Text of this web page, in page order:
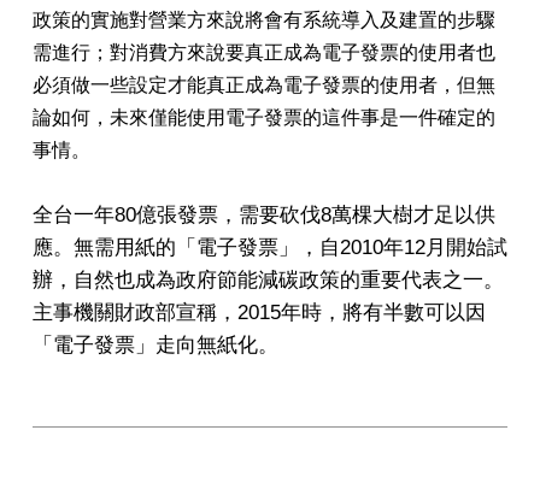
政策的實施對營業方來說將會有系統導入及建置的步驟
需進行；對消費方來說要真正成為電子發票的使用者也
必須做一些設定才能真正成為電子發票的使用者，但無
論如何，未來僅能使用電子發票的這件事是一件確定的
事情。
全台一年80億張發票，需要砍伐8萬棵大樹才足以供
應。無需用紙的「電子發票」，自2010年12月開始試
辦，自然也成為政府節能減碳政策的重要代表之一。
主事機關財政部宣稱，2015年時，將有半數可以因
「電子發票」走向無紙化。